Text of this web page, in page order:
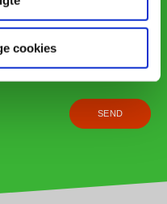
cookies